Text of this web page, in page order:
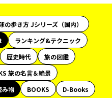
の歩き方 Jシリーズ（国内）
ランキング&テクニック
歴史時代
旅の図鑑
旅の名言＆絶景
み物 BOOKS
D-Books